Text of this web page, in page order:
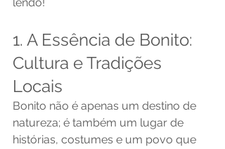
1. A Essência de Bonito:
Cultura e Tradições
Locais
Bonito não é apenas um destino de
natureza; é também um lugar de
histórias, costumes e um povo que